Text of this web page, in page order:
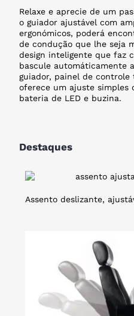
Relaxe e aprecie de um
o guiador ajustável com
ergonómicos, poderá
de condução que lhe seja
design inteligente que faz
bascule automáticamente
guiador, painel de
oferece um ajuste simples
bateria de LED e buzina.
Destaques
Assento deslizante,